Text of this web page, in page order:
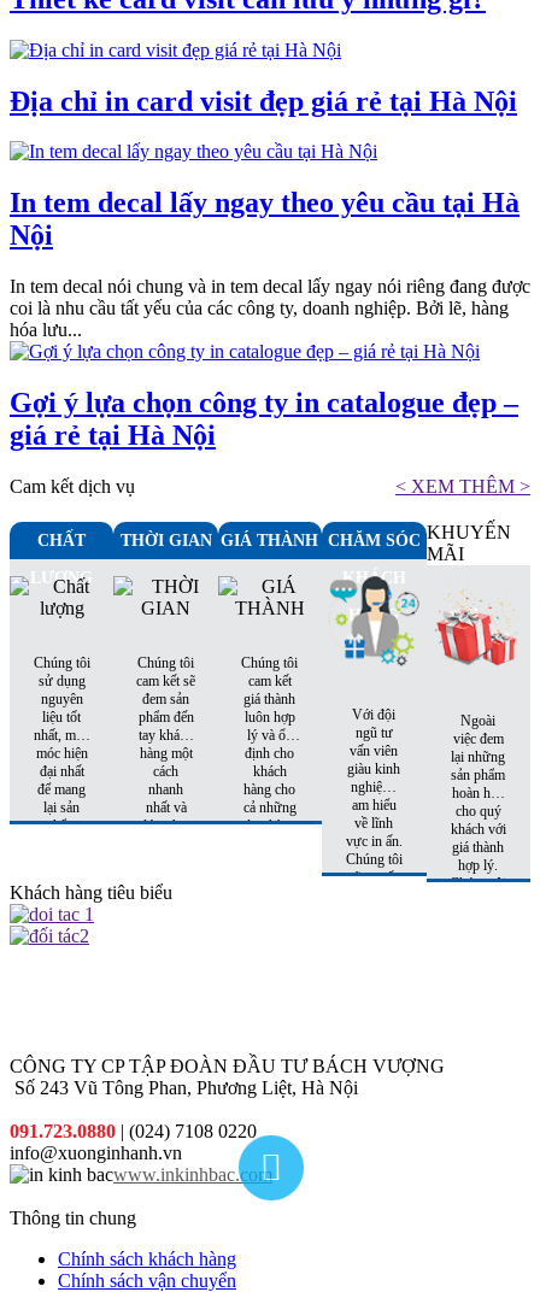
Địa chỉ in card visit đẹp giá rẻ tại Hà Nội
In tem decal lấy ngay theo yêu cầu tại Hà
Nội
In tem decal nói chung và in tem decal lấy ngay nói riêng đang được
coi là nhu cầu tất yếu của các công ty, doanh nghiệp. Bởi lẽ, hàng
hóa lưu...
Gợi ý lựa chọn công ty in catalogue đẹp –
giá rẻ tại Hà Nội
< XEM THÊM >
Cam kết dịch vụ
CHẤT
LƯỢNG
Chúng tôi
sử dụng
nguyên
liệu tốt
nhất, máy
móc hiện
đại nhất
để mang
lại sản
phẩm
hàng
THỜI GIAN
Chúng tôi
cam kết sẽ
đem sản
phẩm đến
tay khách
hàng một
cách
nhanh
nhất và
đúng hẹn
GIÁ THÀNH
Chúng tôi
cam kết
giá thành
luôn hợp
lý và ổn
định cho
khách
hàng cho
cả những
đơn hàng
CHĂM SÓC
KHÁCH
HÀNG
Với đội
ngũ tư
vấn viên
giàu kinh
nghiệm,
am hiểu
về lĩnh
vực in ấn.
Chúng tôi
sẽ tư vấn
KHUYẾN
MÃI
Ngoài
việc đem
lại những
sản phẩm
hoàn hảo
cho quý
khách với
giá thành
hợp lý.
Chúng tôi
Khách hàng tiêu biểu
CÔNG TY CP TẬP ĐOÀN ĐẦU TƯ BÁCH VƯỢNG
Số 243 Vũ Tông Phan, Phương Liệt, Hà Nội
091.723.0880 | (024) 7108 0220
info@xuonginhanh.vn
www.inkinhbac.com
Thông tin chung
Chính sách khách hàng
Chính sách vận chuyển